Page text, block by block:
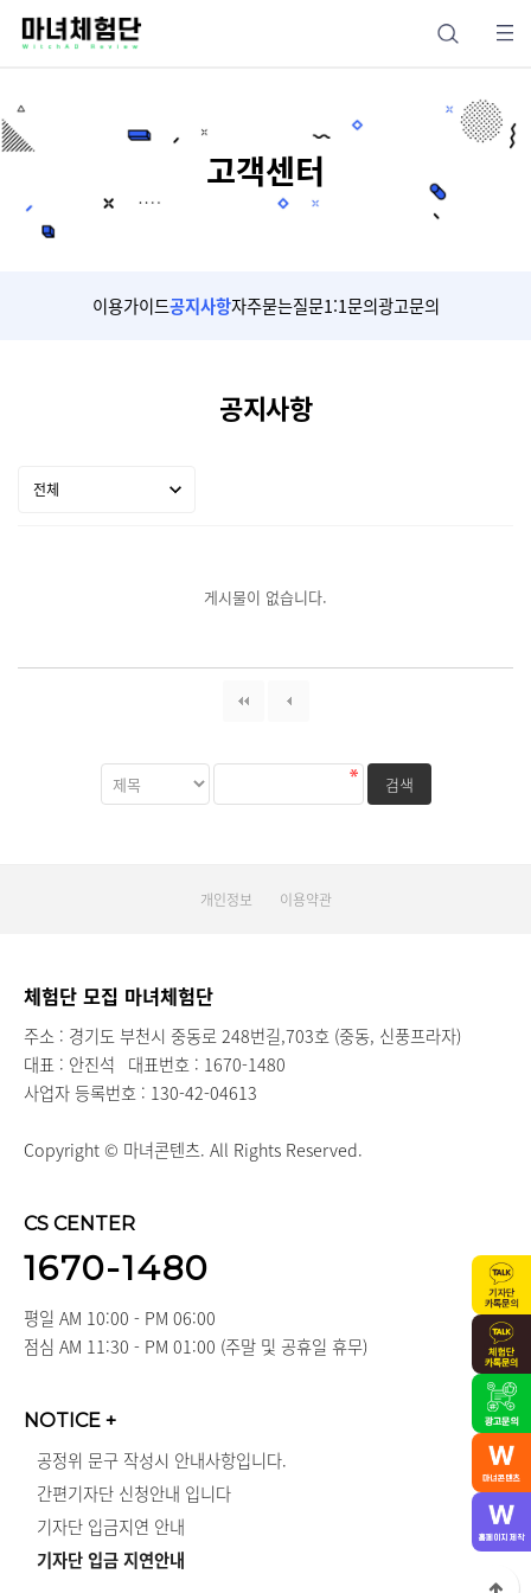
고객센터
이용가이드공지사항자주묻는질문1:1문의광고문의
공지사항
게시물이 없습니다.
개인정보 이용약관
체험단 모집 마녀체험단
주소 : 경기도 부천시 중동로 248번길,703호 (중동, 신풍프라자)
대표 : 안진석 대표번호 : 1670-1480
사업자 등록번호 : 130-42-04613
Copyright © 마녀콘텐츠. All Rights Reserved.
CS CENTER
1670-1480
평일 AM 10:00 - PM 06:00
점심 AM 11:30 - PM 01:00 (주말 및 공휴일 휴무)
NOTICE +
공정위 문구 작성시 안내사항입니다.
간편기자단 신청안내 입니다
기자단 입금지연 안내
기자단 입금 지연안내